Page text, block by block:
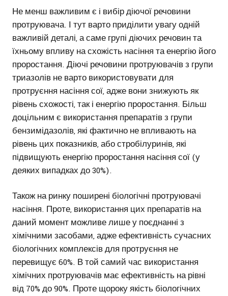
Не менш важливим є і вибір діючої речовини
протруювача. І тут варто приділити увагу одній
важливій деталі, а саме групі діючих речовин та
їхньому впливу на схожість насіння та енергію його
проростання. Діючі речовини протруювачів з групи
триазолів не варто використовувати для
протруєння насіння сої, адже вони знижують як
рівень схожості, так і енергію проростання. Більш
доцільним є використання препаратів з групи
бензимідазолів, які фактично не впливають на
рівень цих показників, або стробілуринів, які
підвищують енергію проростання насіння сої (у
деяких випадках до 30%).
Також на ринку поширені біологічні протруювачі
насіння. Проте, використання цих препаратів на
даний момент можливе лише у поєднанні з
хімічними засобами, адже ефективність сучасних
біологічних комплексів для протруєння не
перевищує 60%. В той самий час використання
хімічних протруювачів має ефективність на рівні
від 70% до 90%. Проте щороку якість біологічних